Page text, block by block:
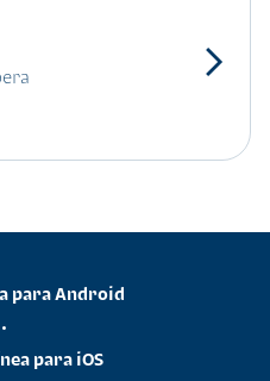
para Android
•
para iOS